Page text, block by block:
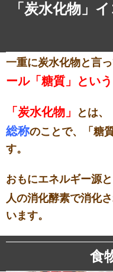
「炭水化物」
一重に炭水化物と言
ール「糖質」とい
「炭水化物」 とは、
総称のことで、「糖
す。
おもにエネルギー源
人の消化酵素で消化
います。
食